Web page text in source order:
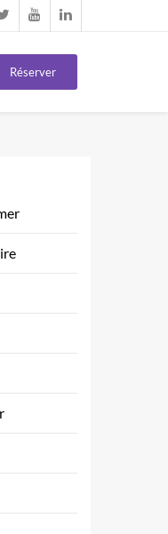
Réserver